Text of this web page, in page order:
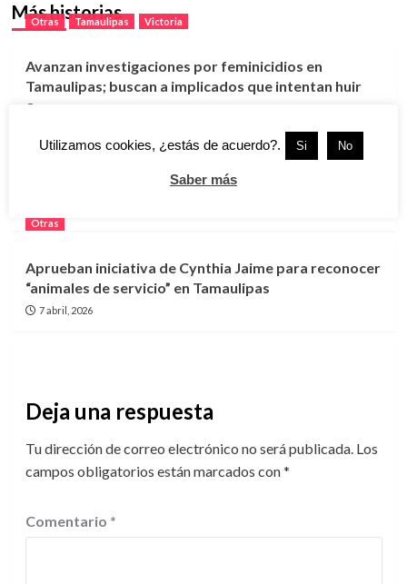
Más historias
Otras Tamaulipas Victoria
Avanzan investigaciones por feminicidios en
Tamaulipas; buscan a implicados que intentan huir
afiliación al IMSS-bienestar en la colonia Tinaco
Otras
Aprueban iniciativa de Cynthia Jaime para reconocer
“animales de servicio” en Tamaulipas
7 abril, 2026
Deja una respuesta
Tu dirección de correo electrónico no será publicada. Los
campos obligatorios están marcados con*
Comentario *
Utilizamos cookies, ¿estás de acuerdo?. Si No
Saber más